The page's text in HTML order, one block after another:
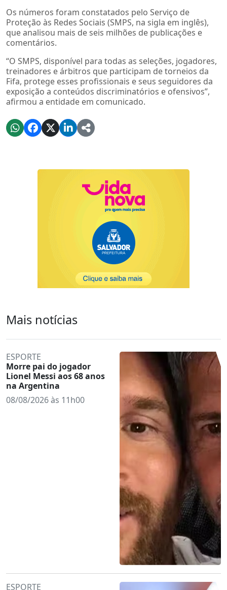
Os números foram constatados pelo Serviço de
Proteção às Redes Sociais (SMPS, na sigla em inglês),
que analisou mais de seis milhões de publicações e
comentários.
“O SMPS, disponível para todas as seleções, jogadores,
treinadores e árbitros que participam de torneios da
Fifa, protege esses profissionais e seus seguidores da
exposição a conteúdos discriminatórios e ofensivos”,
afirmou a entidade em comunicado.
Mais notícias
ESPORTE
Morre pai do jogador
Lionel Messi aos 68 anos
na Argentina
08/08/2026 às 11h00
ESPORTE